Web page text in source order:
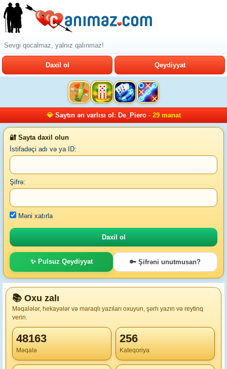
Sevgi qocalmaz, yalnız qalınmaz!
Daxil ol Qeydiyyat
💎 Saytın ən varlısı ol : De_Piero- 29 manat
🔐 Sayta daxil olun
İstifadəçi adı və ya ID:
Şifrə:
Məni xatırla
✨ Pulsuz Qeydiyyat 🔑 Şifrəni unutmusan?
📚 Oxu zalı
Məqalələr, hekayələr və maraqlı yazıları oxuyun, şərh yazın və reytinq
verin.
48163
Məqalə
256
Kateqoriya